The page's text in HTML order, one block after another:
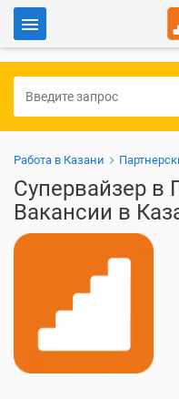
Для работодателей
Работа в Казани
Супервайзер в
Вакансии в